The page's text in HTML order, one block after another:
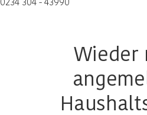
Wieder